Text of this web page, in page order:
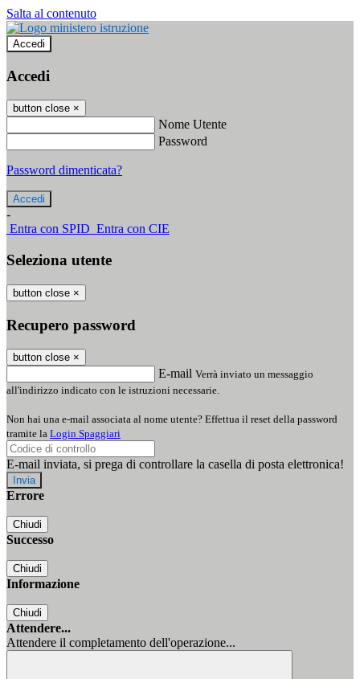
Salta al contenuto
Accedi
Accedi
button close ×
Nome Utente
Password
Password dimenticata?
-
Entra con SPID Entra con CIE
Seleziona utente
button close ×
Recupero password
button close ×
E-mail Verrà inviato un messaggio
all'indirizzo indicato con le istruzioni necessarie.
Non hai una e-mail associata al nome utente? Effettua il reset della password
tramite la Login Spaggiari
E-mail inviata, si prega di controllare la casella di posta elettronica!
Errore
Chiudi
Successo
Chiudi
Informazione
Chiudi
Attendere...
Attendere il completamento dell'operazione...